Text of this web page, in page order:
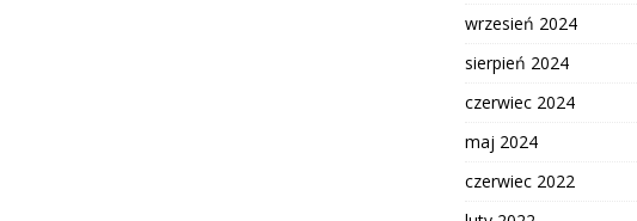
wrzesień 2024
sierpień 2024
czerwiec 2024
maj 2024
czerwiec 2022